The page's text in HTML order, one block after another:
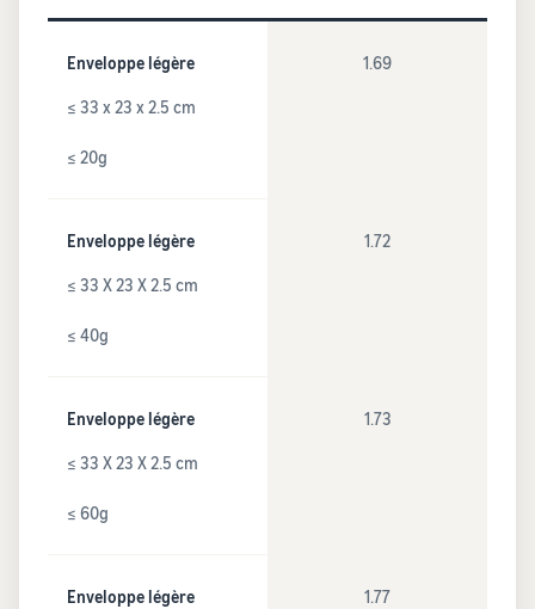
Enveloppe légère
≤ 33 x 23 x 2.5 cm
≤ 20g
1.69
Enveloppe légère
≤ 33 X 23 X 2.5 cm
≤ 40g
1.72
Enveloppe légère
≤ 33 X 23 X 2.5 cm
≤ 60g
1.73
Enveloppe légère 1.77